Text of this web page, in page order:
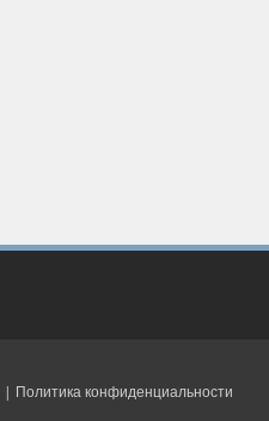
| Политика конфиденциальности